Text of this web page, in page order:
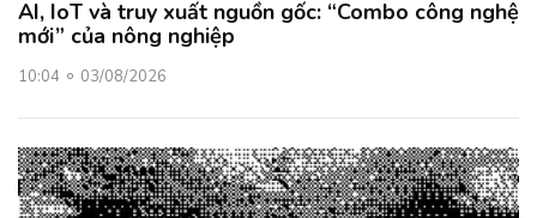
AI, IoT và truy xuất nguồn gốc: “Combo công nghệ
mới” của nông nghiệp
10:04 03/08/2026